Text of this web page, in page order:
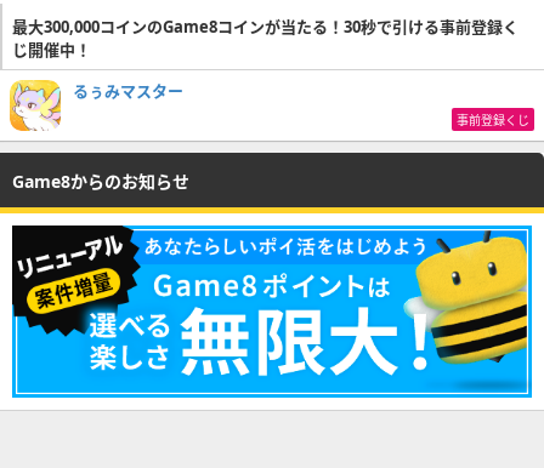
最大300,000コインのGame8コインが当たる！30秒で引ける事前登録く
じ開催中！
るぅみマスター
事前登録くじ
Game8からのお知らせ